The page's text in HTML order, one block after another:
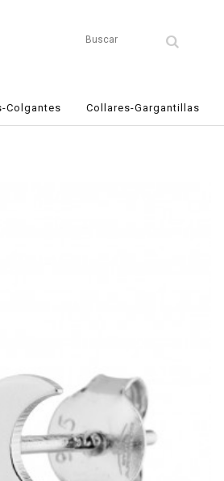
Colgantes Collares-Gargantillas